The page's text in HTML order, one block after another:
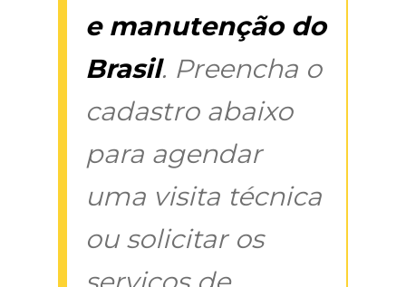
e manutenção do
Brasil. Preencha o
cadastro abaixo
para agendar
uma visita técnica
ou solicitar os
serviços de